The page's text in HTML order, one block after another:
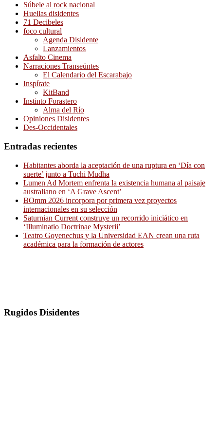
Súbele al rock nacional
Huellas disidentes
71 Decibeles
foco cultural
Agenda Disidente
Lanzamientos
Asfalto Cinema
Narraciones Transeúntes
El Calendario del Escarabajo
Inspírate
KitBand
Instinto Forastero
Alma del Río
Opiniones Disidentes
Des-Occidentales
Entradas recientes
Habitantes aborda la aceptación de una ruptura en ‘Día con
suerte’ junto a Tuchi Mudha
Lumen Ad Mortem enfrenta la existencia humana al paisaje
australiano en ‘A Grave Ascent’
BOmm 2026 incorpora por primera vez proyectos
internacionales en su selección
Saturnian Current construye un recorrido iniciático en
‘Illuminatio Doctrinae Mysterii’
Teatro Goyenechus y la Universidad EAN crean una ruta
académica para la formación de actores
Rugidos Disidentes